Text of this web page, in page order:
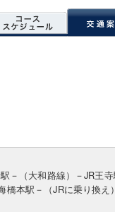
－（大和路線）－JR王
橋本駅－（JRに乗り換